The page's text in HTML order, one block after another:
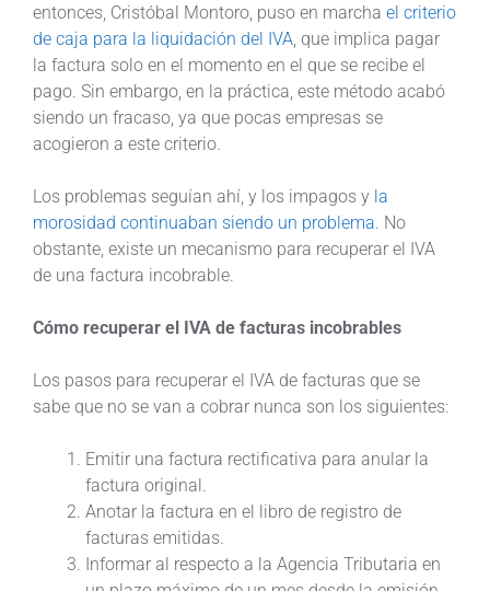
entonces, Cristóbal Montoro, puso en marcha el criterio
de caja para la liquidación del IVA , que implica pagar
la factura solo en el momento en el que se recibe el
pago. Sin embargo, en la práctica, este método acabó
siendo un fracaso, ya que pocas empresas se
acogieron a este criterio.
Los problemas seguían ahí, y los impagos y la
morosidad continuaban siendo un problema. No
obstante, existe un mecanismo para recuperar el IVA
de una factura incobrable.
Cómo recuperar el IVA de facturas incobrables
Los pasos para recuperar el IVA de facturas que se
sabe que no se van a cobrar nunca son los siguientes:
Emitir una factura rectificativa para anular la
factura original.
Anotar la factura en el libro de registro de
facturas emitidas.
Informar al respecto a la Agencia Tributaria en